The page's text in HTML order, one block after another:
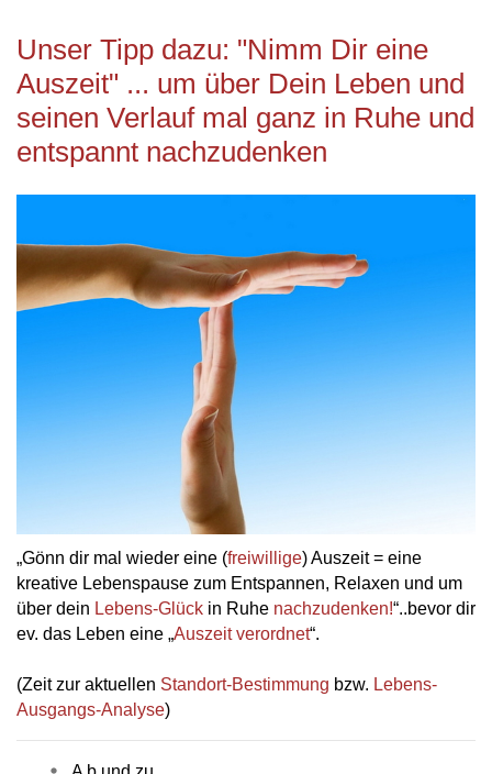
Unser Tipp dazu: "Nimm Dir eine
Auszeit" ... um über Dein Leben und
seinen Verlauf mal ganz in Ruhe und
entspannt nachzudenken
„Gönn dir mal wieder eine (freiwillige) Auszeit = eine
kreative Lebenspause zum Entspannen, Relaxen und um
über dein Lebens-Glück in Ruhe nachzudenken!“..bevor dir
ev. das Leben eine „Auszeit verordnet“.
(Zeit zur aktuellen Standort-Bestimmung bzw. Lebens-
Ausgangs-Analyse)